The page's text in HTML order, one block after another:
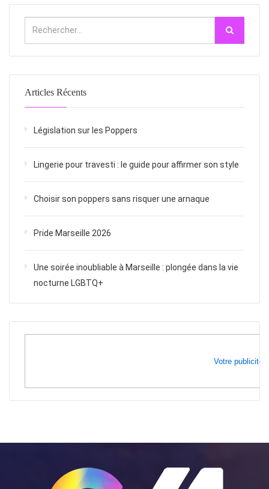
Articles Récents
Législation sur les Poppers
Lingerie pour travesti : le guide pour affirmer son style
Choisir son poppers sans risquer une arnaque
Pride Marseille 2026
Une soirée inoubliable à Marseille : plongée dans la vie
nocturne LGBTQ+
Votre publicité